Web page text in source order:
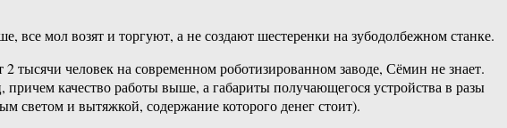
все мол возят и торгуют, а не создают шестеренки на зубодолбежном станке.
человек на современном роботизированном заводе, Сёмин не знает.
качество работы выше, а габариты получающегося устройства в разы
и вытяжкой, содержание которого денег стоит).